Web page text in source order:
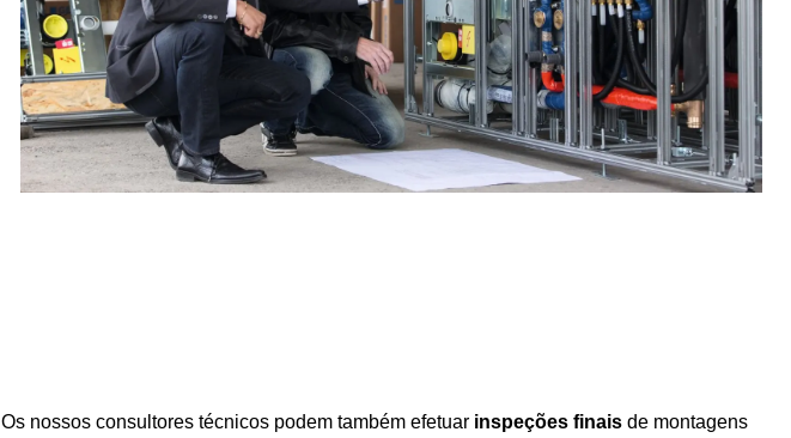
Os nossos consultores técnicos podem também efetuar inspeções finais de montagens